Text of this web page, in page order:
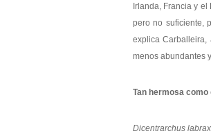
Irlanda, Francia y
pero no suficiente,
explica
menos abundantes
Tan hermosa
Dicentrarchus labrax